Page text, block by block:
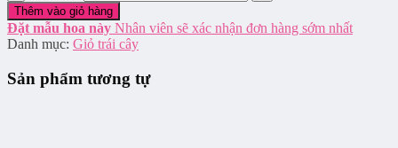
Thêm vào giỏ hàng
Đặt mẫu hoa này Nhân viên sẽ xác nhận đơn hàng sớm nhất
Danh mục: Giỏ trái cây
Sản phẩm tương tự